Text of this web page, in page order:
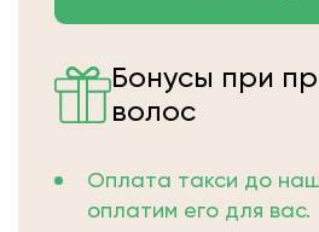
Бонусы при
волос
Оплата такси до
оплатим его для вас.